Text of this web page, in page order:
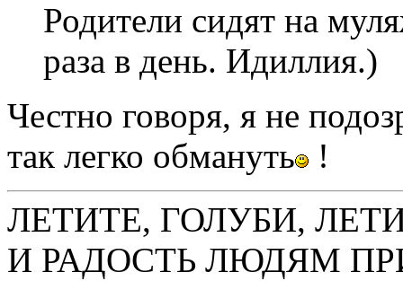
Родители сидят на
раза в день. Идиллия.)
Честно говоря, я не
так легко обмануть
!
ЛЕТИТЕ, ГОЛУБИ,
И РАДОСТЬ ЛЮДЯМ